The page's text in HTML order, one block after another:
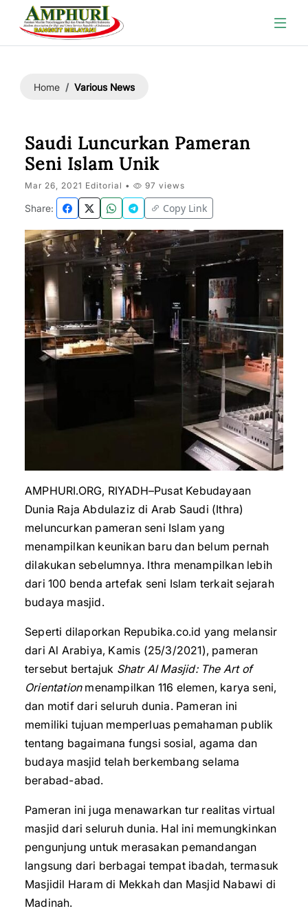
Home Various News
Saudi Luncurkan Pameran
Seni Islam Unik
Mar 26, 2021 Editorial • 97 views
Share: Copy Link
AMPHURI.ORG, RIYADH–Pusat Kebudayaan
Dunia Raja Abdulaziz di Arab Saudi (Ithra)
meluncurkan pameran seni Islam yang
menampilkan keunikan baru dan belum pernah
dilakukan sebelumnya. Ithra menampilkan lebih
dari 100 benda artefak seni Islam terkait sejarah
budaya masjid.
Seperti dilaporkan Repubika.co.id yang melansir
dari Al Arabiya, Kamis (25/3/2021), pameran
tersebut bertajuk Shatr Al Masjid: The Art of
Orientationmenampilkan 116 elemen, karya seni,
dan motif dari seluruh dunia. Pameran ini
memiliki tujuan memperluas pemahaman publik
tentang bagaimana fungsi sosial, agama dan
budaya masjid telah berkembang selama
berabad-abad.
Pameran ini juga menawarkan tur realitas virtual
masjid dari seluruh dunia. Hal ini memungkinkan
pengunjung untuk merasakan pemandangan
langsung dari berbagai tempat ibadah, termasuk
Masjidil Haram di Mekkah dan Masjid Nabawi di
Madinah.